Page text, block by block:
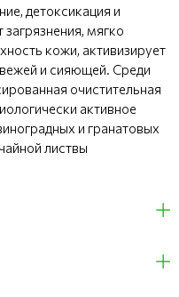
детоксикация и
мягко
кожи, активизирует
и сияющей. Среди
очистительная
активное
и гранатовых
листвы